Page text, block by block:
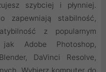
szybciej i płynniej.
zapewniają stabilność,
z popularnym
jak Adobe Photoshop,
DaVinci Resolve,